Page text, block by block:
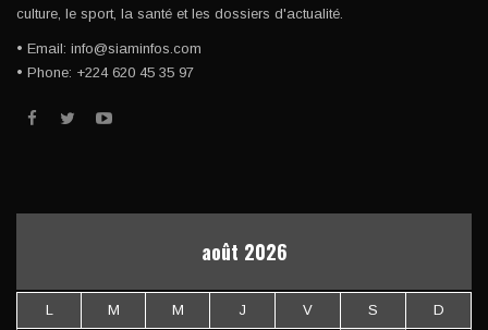
culture, le sport, la santé et les dossiers d'actualité.
• Email: info@siaminfos.com
• Phone: +224 620 45 35 97
août 2026
L M M J V S D